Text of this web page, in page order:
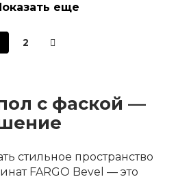
еще
2
с фаской —
стильное пространство
FARGO Bevel — это